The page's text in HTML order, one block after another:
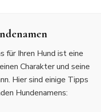
für Ihren Hund ist eine
Charakter und seine
Hier sind einige Tipps
Hundenamens: